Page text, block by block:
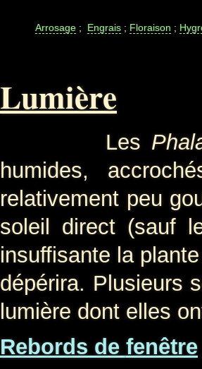
Arrosage ; Engrais ; Floraison ;
Lumière
Les
humides,
relativement peu
soleil direct (sauf
insuffisante la
dépérira. Plusieurs
lumière dont elles
Rebords de fenêtre